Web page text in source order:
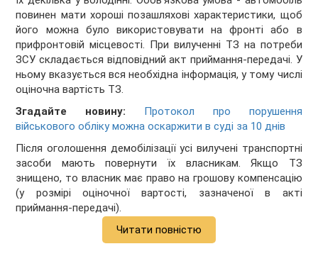
повинен мати хороші позашляхові характеристики, щоб
його можна було використовувати на фронті або в
прифронтовій місцевості. При вилученні ТЗ на потреби
ЗСУ складається відповідний акт приймання-передачі. У
ньому вказується вся необхідна інформація, у тому числі
оціночна вартість ТЗ.
Згадайте новину: Протокол про порушення
військового обліку можна оскаржити в суді за 10 днів
Після оголошення демобілізації усі вилучені транспортні
засоби мають повернути їх власникам. Якщо ТЗ
знищено, то власник має право на грошову компенсацію
(у розмірі оціночної вартості, зазначеної в акті
приймання-передачі).
Читати повністю